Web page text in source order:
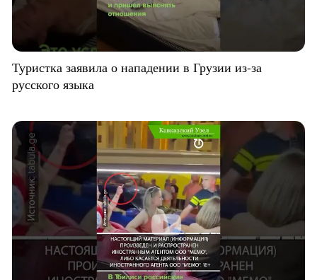
Туристка заявила о нападении в Грузии из-за
русского языка